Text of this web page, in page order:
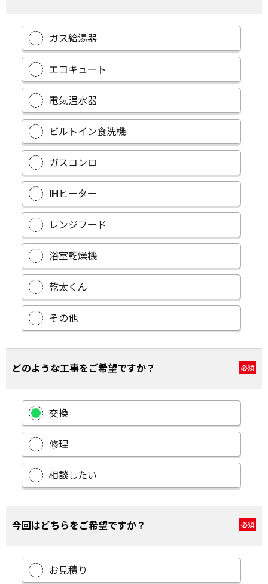
ガス給湯器
エコキュート
電気温水器
ビルトイン食洗機
ガスコンロ
IHヒーター
レンジフード
浴室乾燥機
乾太くん
その他
どのような工事をご希望ですか？ 必須
交換
修理
相談したい
今回はどちらをご希望ですか？ 必須
お見積り